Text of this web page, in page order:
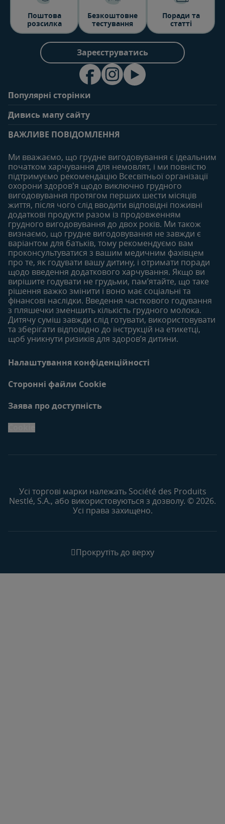
Поштова
розсилка
Безкоштовне
тестування
Поради та
статті
Зареєструватись
Популярні сторінки
Поширені запитання
Особистий кабінет
Придбати
Наші бренди
Безкоштовні тестування
Дивись мапу сайту
Статті
Статті
6-12 місяців
Статті
Продукти
12-18 місяців
Статті
Продукти
18-24 місяців
Статті
Продукти
ВАЖЛИВЕ ПОВІДОМЛЕННЯ
Ми вважаємо, що грудне вигодовування є ідеальним
початком харчування для немовлят, і ми повністю
підтримуємо рекомендацію Всесвітньої організації
охорони здоров'я щодо виключно грудного
вигодовування протягом перших шести місяців
життя, після чого слід вводити відповідні поживні
додаткові продукти разом із продовженням
грудного вигодовування до двох років. Ми також
визнаємо, що грудне вигодовування не завжди є
варіантом для батьків, тому рекомендуємо вам
проконсультуватися з вашим медичним фахівцем
про те, як годувати вашу дитину, і отримати поради
щодо введення додаткового харчування. Якщо ви
вирішите годувати не грудьми, пам’ятайте, що таке
рішення важко змінити і воно має соціальні та
фінансові наслідки. Введення часткового годування
з пляшечки зменшить кількість грудного молока.
Дитячу суміш завжди слід готувати, використовувати
та зберігати відповідно до інструкцій на етикетці,
щоб уникнути ризиків для здоров’я дитини.
Налаштування конфіденційності
Сторонні файли Cookie
Заява про доступність
Усі торгові марки належать Société des Produits
Nestlé, S.A., або використовуються з дозволу. © 2026.
Усі права захищено.
Прокрутіть до верху